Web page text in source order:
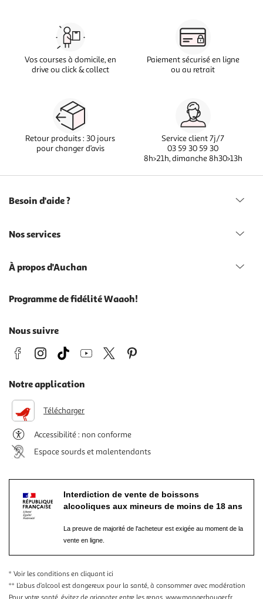
Vos courses à domicile, en
drive ou click & collect
Paiement sécurisé en ligne
ou au retrait
Retour produits : 30 jours
pour changer d’avis
Service client 7j/7
03 59 30 59 30
8h>21h, dimanche 8h30>13h
Besoin d'aide ?
Nos services
À propos d'Auchan
Programme de fidélité Waaoh!
Nous suivre
Notre application
Télécharger
Accessibilité : non conforme
Espace sourds et malentendants
Interdiction de vente de boissons
alcooliques aux mineurs de moins de 18 ans
La preuve de majorité de l'acheteur est exigée au moment de la
vente en ligne.
* Voir les conditions en cliquant ici
** L’abus d’alcool est dangereux pour la santé, à consommer avec modération